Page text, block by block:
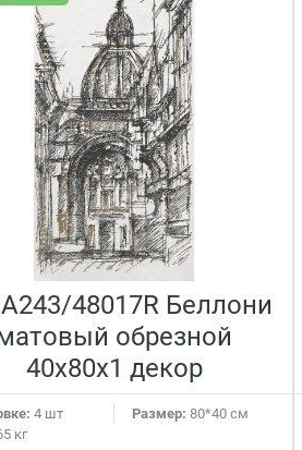
48017R Беллони
обрезной
40x80x1 декор
4 шт Размер: 80*40 см
кг